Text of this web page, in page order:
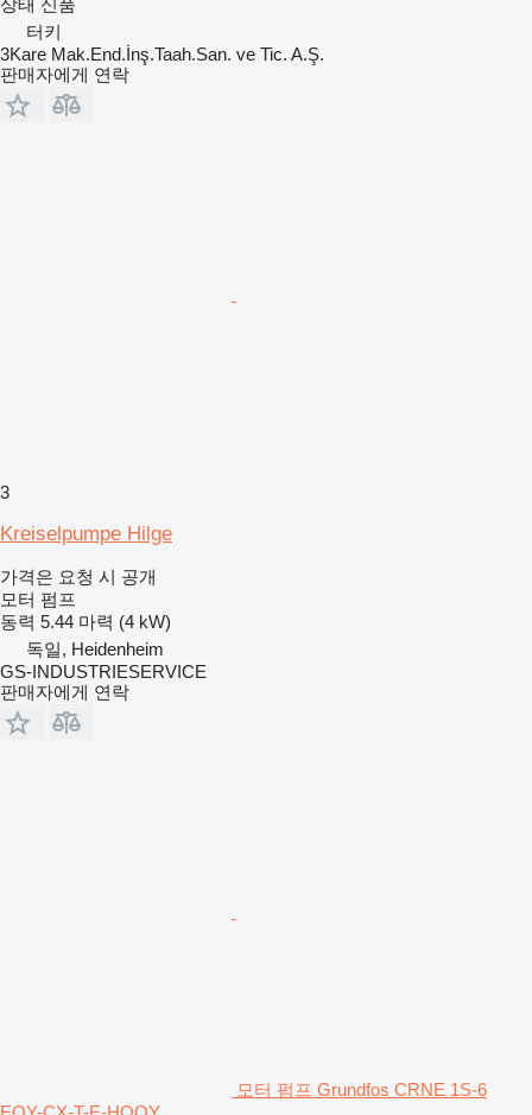
터키
3Kare Mak.End.İnş.Taah.San. ve Tic. A.Ş.
판매자에게 연락
3
Kreiselpumpe Hilge
가격은 요청 시 공개
모터 펌프
동력 5.44 마력 (4 kW)
독일, Heidenheim
GS-INDUSTRIESERVICE
판매자에게 연락
모터 펌프 Grundfos CRNE 1S-6